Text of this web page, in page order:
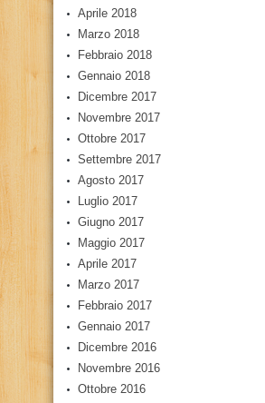
Aprile 2018
Marzo 2018
Febbraio 2018
Gennaio 2018
Dicembre 2017
Novembre 2017
Ottobre 2017
Settembre 2017
Agosto 2017
Luglio 2017
Giugno 2017
Maggio 2017
Aprile 2017
Marzo 2017
Febbraio 2017
Gennaio 2017
Dicembre 2016
Novembre 2016
Ottobre 2016